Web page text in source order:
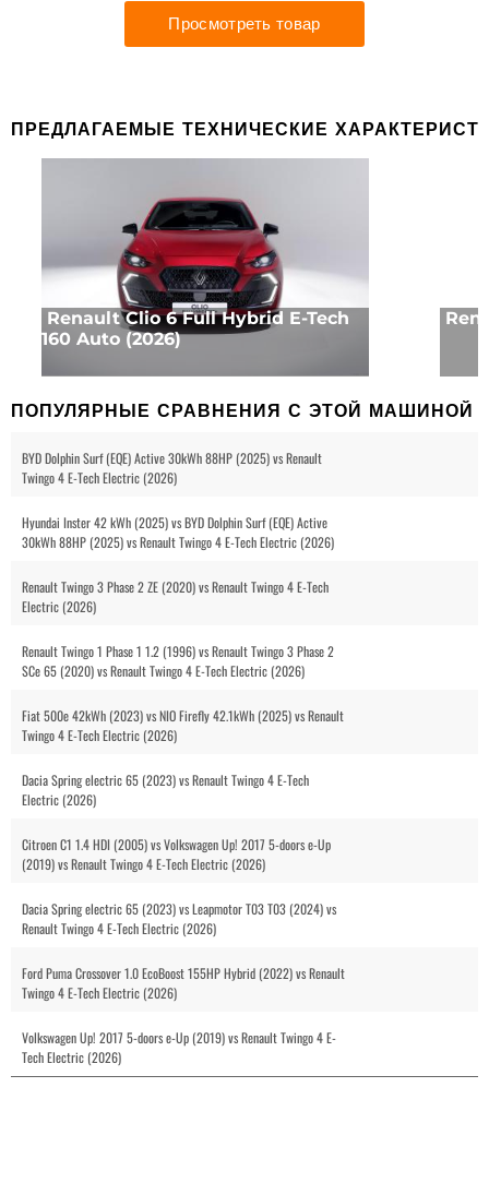
ПРЕДЛАГАЕМЫЕ ТЕХНИЧЕСКИЕ
Renault Clio 6 Full Hybrid E-Tech
160 Auto (2026)
ПОПУЛЯРНЫЕ СРАВНЕНИЯ С ЭТОЙ МАШИНОЙ
BYD Dolphin Surf (EQE) Active 30kWh 88HP (2025) vs Renault
Twingo 4 E-Tech Electric (2026)
Hyundai Inster 42 kWh (2025) vs BYD Dolphin Surf (EQE) Active
30kWh 88HP (2025) vs Renault Twingo 4 E-Tech Electric (2026)
Renault Twingo 3 Phase 2 ZE (2020) vs Renault Twingo 4 E-Tech
Electric (2026)
Renault Twingo 1 Phase 1 1.2 (1996) vs Renault Twingo 3 Phase 2
SCe 65 (2020) vs Renault Twingo 4 E-Tech Electric (2026)
Fiat 500e 42kWh (2023) vs NIO Firefly 42.1kWh (2025) vs Renault
Twingo 4 E-Tech Electric (2026)
Dacia Spring electric 65 (2023) vs Renault Twingo 4 E-Tech
Electric (2026)
Citroen C1 1.4 HDI (2005) vs Volkswagen Up! 2017 5-doors e-Up
(2019) vs Renault Twingo 4 E-Tech Electric (2026)
Dacia Spring electric 65 (2023) vs Leapmotor T03 T03 (2024) vs
Renault Twingo 4 E-Tech Electric (2026)
Ford Puma Crossover 1.0 EcoBoost 155HP Hybrid (2022) vs Renault
Twingo 4 E-Tech Electric (2026)
Volkswagen Up! 2017 5-doors e-Up (2019) vs Renault Twingo 4 E-
Tech Electric (2026)